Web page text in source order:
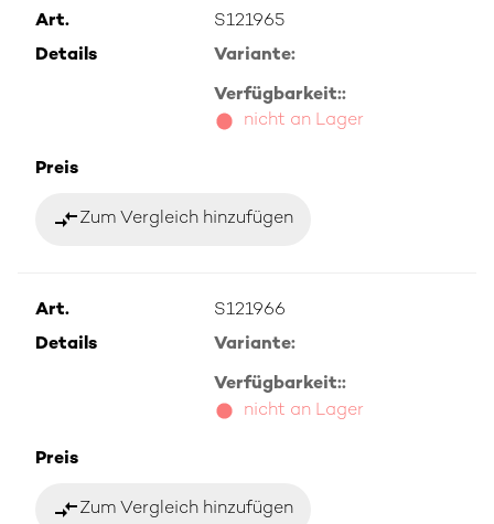
Art.
S121965
Details
Variante:
Verfügbarkeit::
nicht an Lager
Preis
compare_arrowsZum Vergleich hinzufügen
Art.
S121966
Details
Variante:
Verfügbarkeit::
nicht an Lager
Preis
compare_arrowsZum Vergleich hinzufügen